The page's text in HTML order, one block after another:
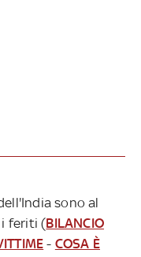
sono al
i feriti (BILANCIO
- COSA È